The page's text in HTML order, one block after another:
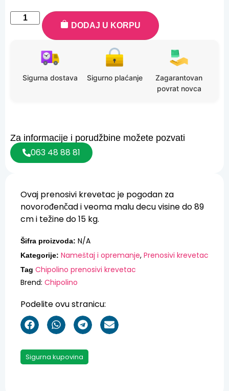
Ovaj prenosivi krevetac je pogodan za
novorođenčad i veoma malu decu visine do 89
cm i težine do 15 kg.
Šifra proizvoda: N/A
Kategorije: Nameštaj i opremanje, Prenosivi krevetac
Tag Chipolino prenosivi krevetac
Brend: Chipolino
Podelite ovu stranicu:
Sigurna kupovina
DODAJ U KORPU
Sigurna dostava Sigurno plaćanje
Zagarantovan
povrat novca
Za informacije i porudžbine možete pozvati
063 48 88 81